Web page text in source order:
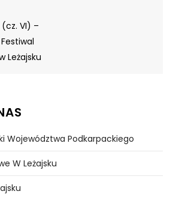
VI) –
Leżajsku
Województwa Podkarpackiego
W Leżajsku